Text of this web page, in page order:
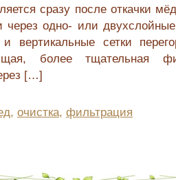
сразу после откачки
через одно- или
вертикальные сетки
более тщательная
[…]
, очистка, фильтрация